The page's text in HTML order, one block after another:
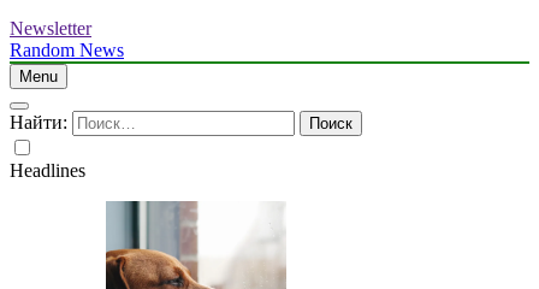
Newsletter
Random News
Menu
Найти:
Headlines